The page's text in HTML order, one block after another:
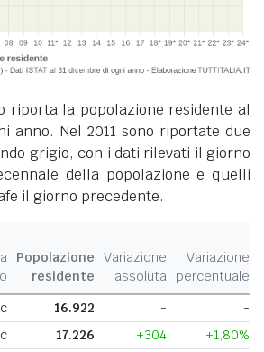
riporta la popolazione residente al
anno. Nel 2011 sono riportate due
grigio, con i dati rilevati il giorno
della popolazione e quelli
il giorno precedente.
Popolazione
residente
Variazione
assoluta
Variazione
percentuale
16.922 -
-
17.226 +304
+1,80%